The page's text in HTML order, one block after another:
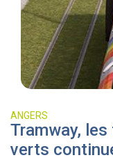
ANGERS
Tramway,
verts